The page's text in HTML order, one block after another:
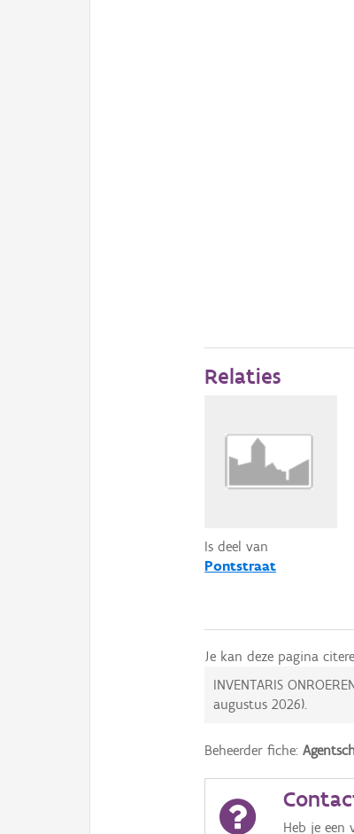
Relaties
Is deel van
Pontstraat
Je kan deze pagina
INVENTARIS
augustus 2026).
Beheerder fiche:
Heb je een